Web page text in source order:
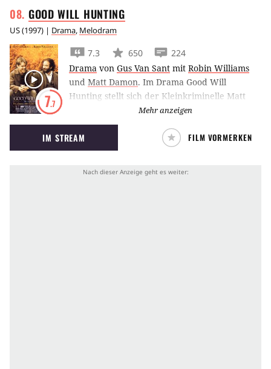
GOOD WILL HUNTING
US(1997) | Drama, Melodram
7.7
7.3 650
224
Drama von Gus Van Sant mit Robin Williams
und Matt Damon. Im Drama Good Will
Hunting stellt sich der Kleinkriminelle Matt
Damon als Mathematikgenie heraus.
Psychiater Robin Williams soll ihn auf den
rechten Pfad führen.
Mehr anzeigen
IM STREAM FILM VORMERKEN